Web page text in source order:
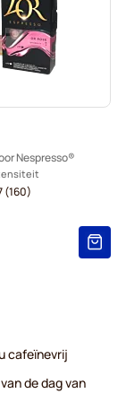
Nespresso®
(160)
cafeïnevrij
de dag van